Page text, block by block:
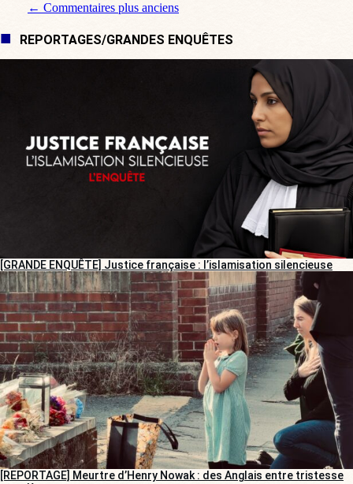
Navigation de commentaire
← Commentaires plus anciens
REPORTAGES/GRANDES ENQUÊTES
[GRANDE ENQUÊTE] Justice française : l’islamisation silencieuse
[REPORTAGE] Meurtre d’Henry Nowak : des Anglais entre tristesse